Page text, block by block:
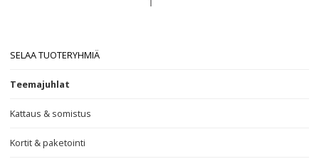
SELAA TUOTERYHMIÄ
Teemajuhlat
Kattaus & somistus
Kortit & paketointi